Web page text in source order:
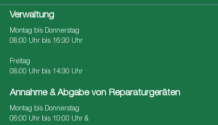
Verwaltung
Montag bis Donnerstag
08:00 Uhr bis 16:30 Uhr
Freitag
08:00 Uhr bis 14:30 Uhr
Annahme & Abgabe von Reparaturgeräten
Montag bis Donnerstag
06:00 Uhr bis 10:00 Uhr &